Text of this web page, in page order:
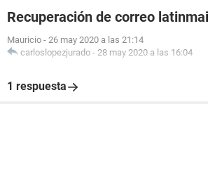
Recuperación de correo
Mauricio - 26 may 2020 a las 21:14
carloslopezjurado - 28 may 2020 a las 16:04
1 respuesta